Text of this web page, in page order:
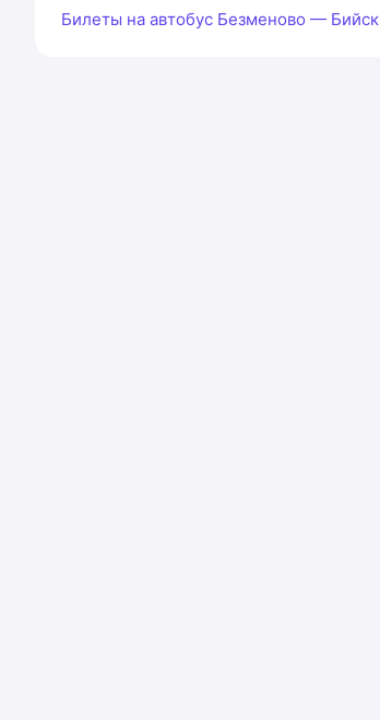
Билеты на автобус Безменово — Бийск